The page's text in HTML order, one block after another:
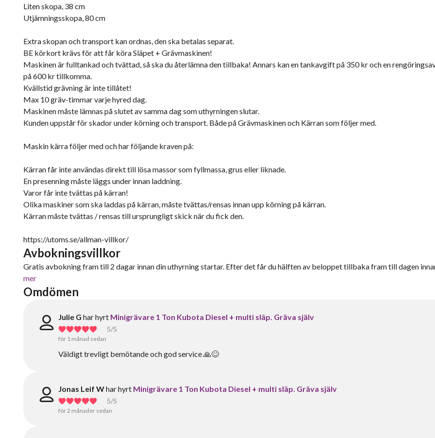
Liten skopa, 38 cm
Utjämningsskopa, 80 cm
Extra skopan och transport kan ordnas, den ska betalas separat.
BE körkort krävs för att får köra Släpet + Grävmaskinen!
Maskinen är fulltankad och tvättad, så ska du återlämna den tillbaka! Annars kan en tankavgift på 350 kr och en
på 600 kr tillkomma.
Kvällstid grävning är inte tillåtet!
Max 10 gräv-timmar varje hyred dag.
Maskinen måste lämnas på slutet av samma dag som uthyrningen slutar.
Kunden uppstår för skador under körning och transport. Både på Grävmaskinen och Kärran som följer med.
Maskin kärra följer med och har följande kraven på:
Kärran får inte användas direkt till lösa massor som fyllmassa, grus eller liknade.
En presenning måste läggs under innan laddning.
Varor får inte tvättas på kärran!
Olika maskiner som ska laddas på kärran, måste tvättas/rensas innan upp körning på kärran.
Kärran måste tvättas / rensas till ursprungligt skick när du fick den.
https://utoms.se/allman-villkor/
Avbokningsvillkor
Gratis avbokning fram till 2 dagar innan din uthyrning startar. Efter det får du hälften av beloppet tillbaka fram till dagen
mer
Omdömen
Julie G har hyrt Minigrävare 1 Ton Kubota Diesel + multi släp. Gräva själv
5/5
för 1 månad sedan
Väldigt trevligt bemötande och god service 🙏😊
Jonas Leif Whar hyrt Minigrävare 1 Ton Kubota Diesel + multi släp. Gräva själv
5/5
för 2 månader sedan